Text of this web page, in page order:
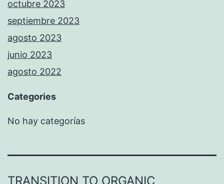
octubre 2023
septiembre 2023
agosto 2023
junio 2023
agosto 2022
Categories
No hay categorías
TRANSITION TO ORGANIC